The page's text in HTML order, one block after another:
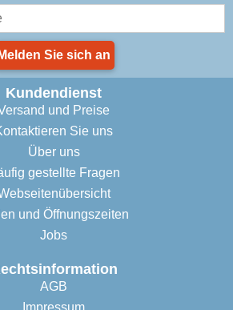
Melden Sie sich an
Kundendienst
und Preise
Sie uns
Über uns
gestellte Fragen
und Öffnungszeiten
Jobs
AGB
Impressum